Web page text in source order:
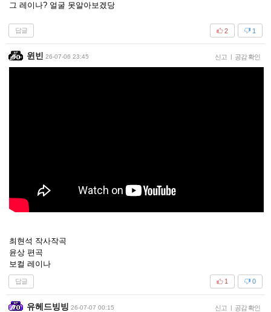
그 레이나? 얼굴 못알아보겠당
답글 1
2
윈빈 26-07-06 23:45 신고 | 공감 확인
최현석 작사작곡
윤상 편곡
보컬 레이나
답글 0
1
유헤드빙빙 26-07-07 00:15 신고 | 공감 확인